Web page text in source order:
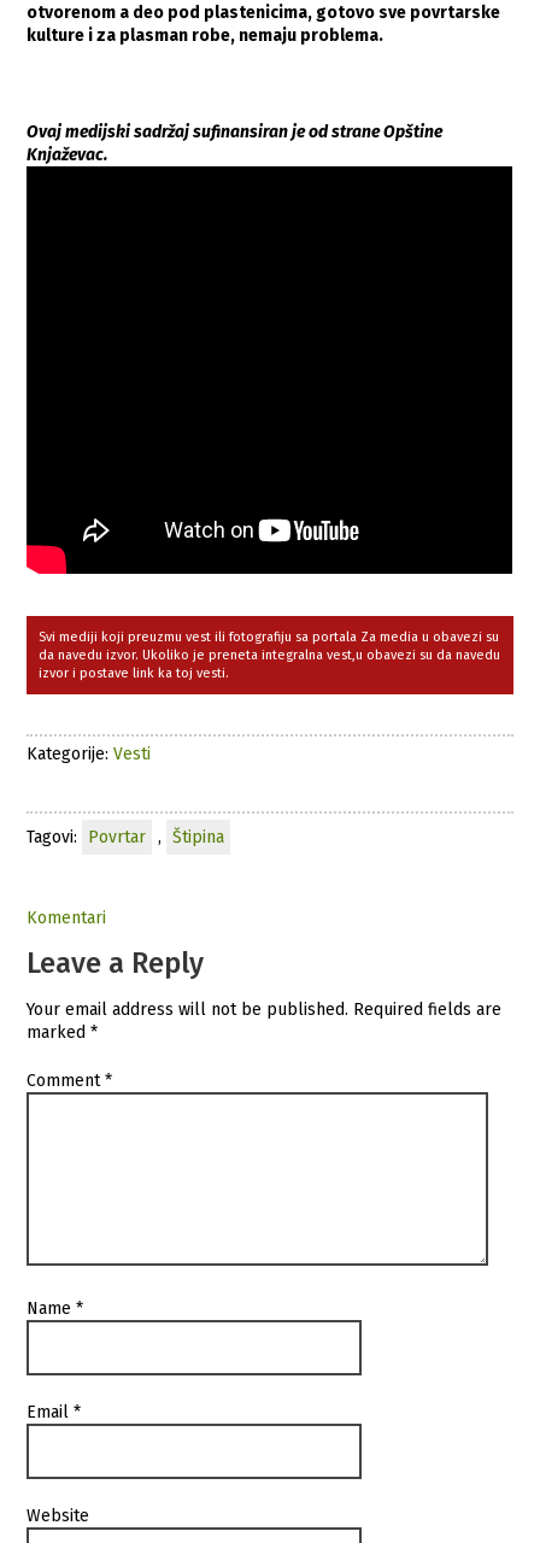
otvorenom a deo pod plastenicima, gotovo sve povrtarske
kulture i za plasman robe, nemaju problema.
Ovaj medijski sadržaj sufinansiran je od strane Opštine
Knjaževac.
Svi mediji koji preuzmu vest ili fotografiju sa portala Za media u obavezi su
da navedu izvor. Ukoliko je preneta integralna vest,u obavezi su da navedu
izvor i postave link ka toj vesti.
Kategorije:Vesti
Tagovi: Povrtar , Štipina
Komentari
Leave a Reply
Your email address will not be published. Required fields are
marked*
Comment*
Name*
Email*
Website